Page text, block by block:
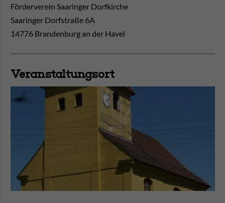
Förderverein Saaringer Dorfkirche
Saaringer Dorfstraße 6A
14776 Brandenburg an der Havel
Veranstaltungsort